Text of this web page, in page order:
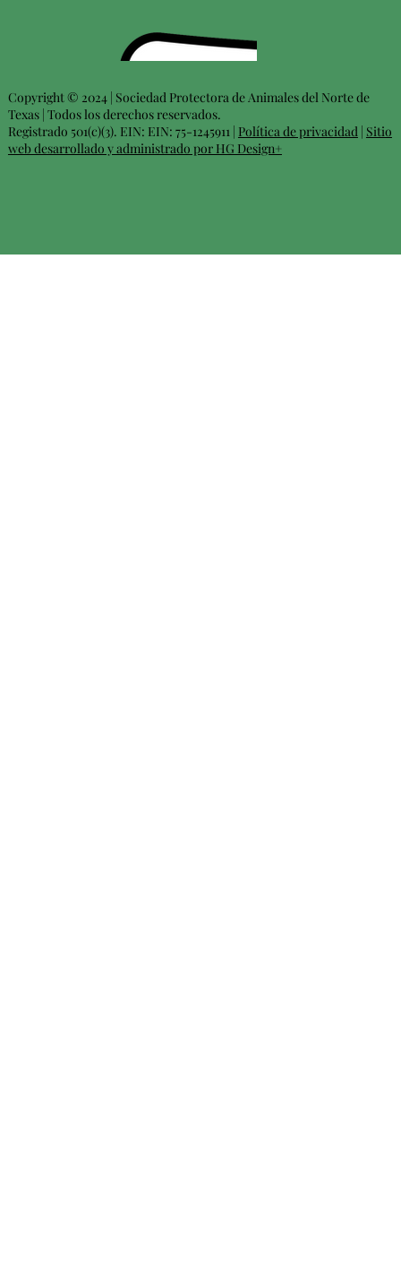
Copyright © 2024 | Sociedad Protectora de Animales del Norte de
Texas | Todos los derechos reservados.
Registrado 501(c)(3). EIN: EIN: 75-1245911 | Política de privacidad| Sitio
web desarrollado y administrado por HG Design+